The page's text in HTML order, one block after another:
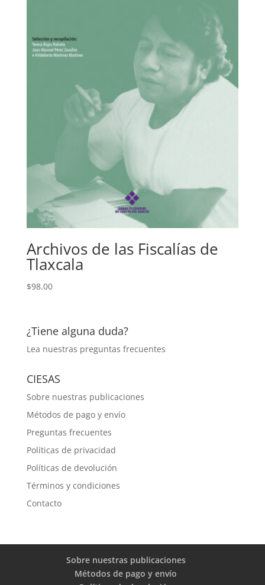
Archivos de las Fiscalías de
Tlaxcala
$98.00
¿Tiene alguna duda?
Lea nuestras preguntas frecuentes
CIESAS
Sobre nuestras publicaciones
Métodos de pago y envío
Preguntas frecuentes
Políticas de privacidad
Políticas de devolución
Términos y condiciones
Contacto
Sobre nuestras publicaciones
Métodos de pago y envío